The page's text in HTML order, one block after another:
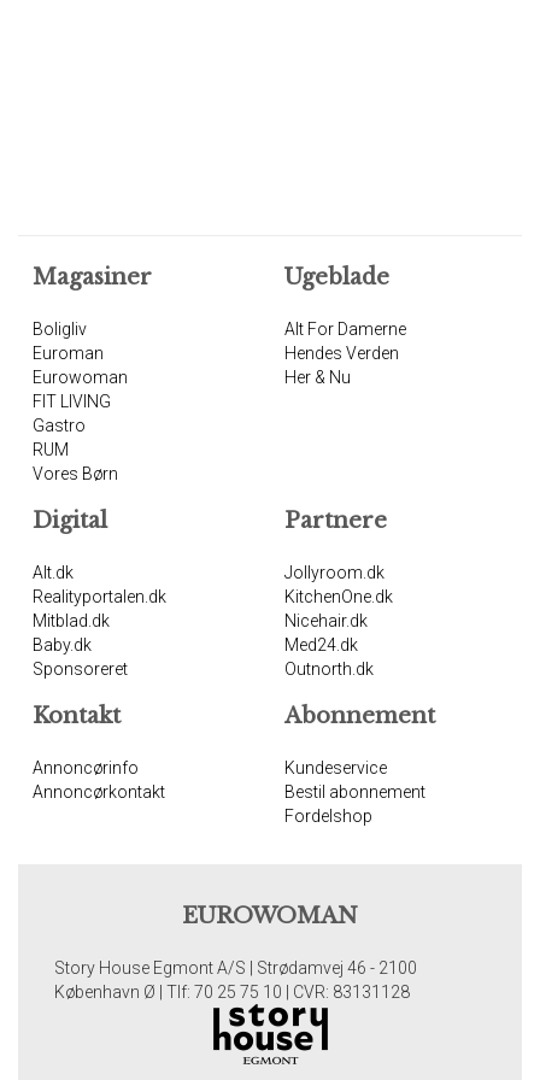
Magasiner
Boligliv
Euroman
Eurowoman
FIT LIVING
Gastro
RUM
Vores Børn
Ugeblade
Alt For Damerne
Hendes Verden
Her & Nu
Digital
Alt.dk
Realityportalen.dk
Mitblad.dk
Baby.dk
Sponsoreret
Partnere
Jollyroom.dk
KitchenOne.dk
Nicehair.dk
Med24.dk
Outnorth.dk
Kontakt
Annoncørinfo
Annoncørkontakt
Abonnement
Kundeservice
Bestil abonnement
Fordelshop
EUROWOMAN
Story House Egmont A/S | Strødamvej 46 - 2100
København Ø | Tlf: 70 25 75 10 | CVR: 83131128